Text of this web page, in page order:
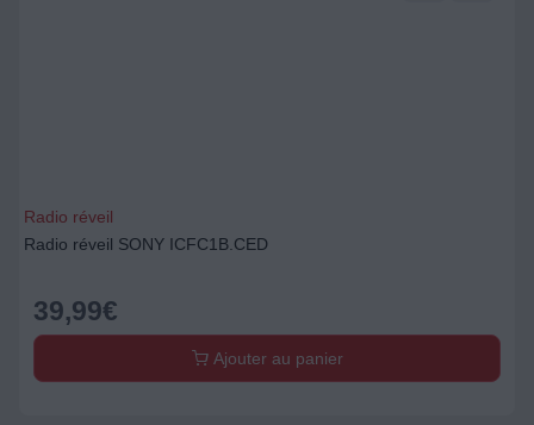
Radio réveil
Radio réveil SONY ICFC1B.CED
39,99€
Ajouter au panier